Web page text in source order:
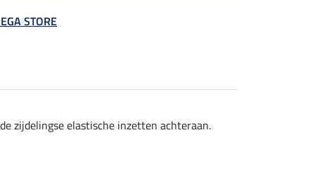
STORE
zijdelingse elastische inzetten achteraan.